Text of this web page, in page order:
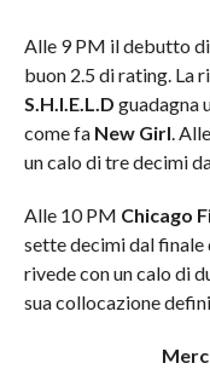
Alle 9 PM il debutto di
buon 2.5 di rating. La
S.H.I.E.L.D guadagna
come fa New Girl.
un calo di tre decimi
Alle 10 PM Chicago
sette decimi dal finale
rivede conun calo di
sua collocazione